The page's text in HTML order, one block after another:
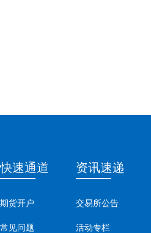
快速通道
期货开户
常见问题
资讯速递
交易所公告
活动专栏